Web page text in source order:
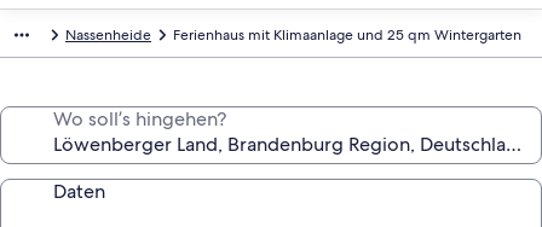
Nassenheide Ferienhaus mit Klimaanlage und 25 qm Wintergarten
Wo soll’s hingehen?
Daten